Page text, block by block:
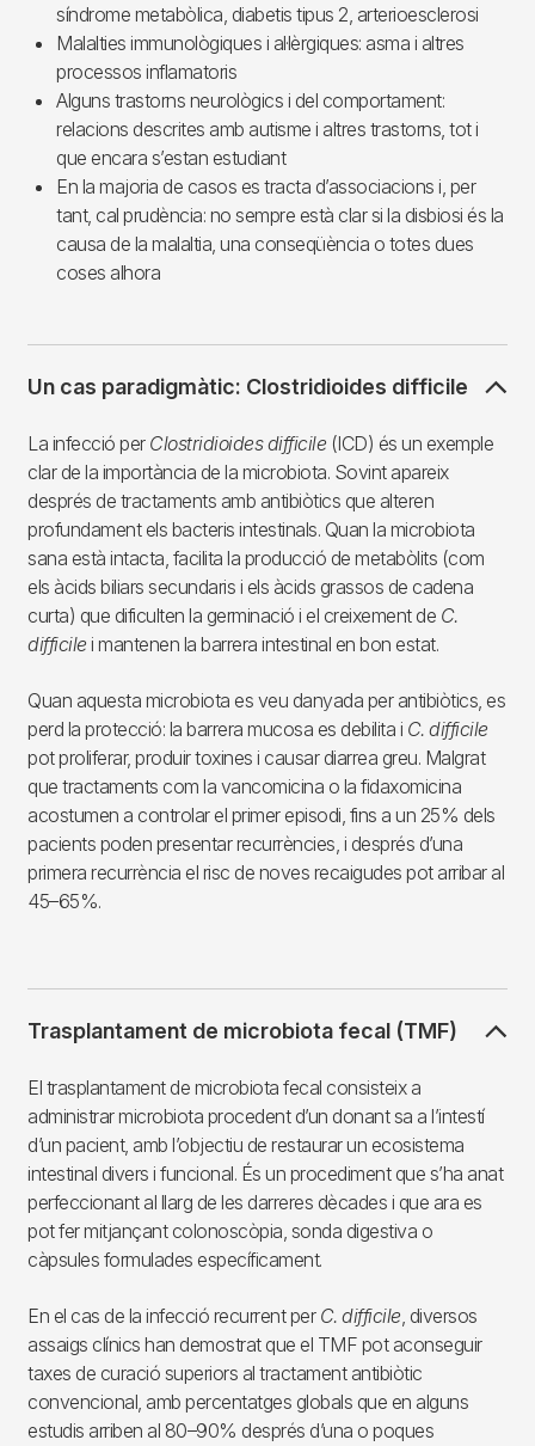
síndrome metabòlica, diabetis tipus 2, arterioesclerosi
Malalties immunològiques i al·lèrgiques: asma i altres
processos inflamatoris
Alguns trastorns neurològics i del comportament:
relacions descrites amb autisme i altres trastorns, tot i
que encara s’estan estudiant
En la majoria de casos es tracta d’associacions i, per
tant, cal prudència: no sempre està clar si la disbiosi és la
causa de la malaltia, una conseqüència o totes dues
coses alhora
Un cas paradigmàtic: Clostridioides difficile
La infecció per Clostridioides difficile (ICD) és un exemple
clar de la importància de la microbiota. Sovint apareix
després de tractaments amb antibiòtics que alteren
profundament els bacteris intestinals. Quan la microbiota
sana està intacta, facilita la producció de metabòlits (com
els àcids biliars secundaris i els àcids grassos de cadena
curta) que dificulten la germinació i el creixement de C.
difficile i mantenen la barrera intestinal en bon estat.
Quan aquesta microbiota es veu danyada per antibiòtics, es
perd la protecció: la barrera mucosa es debilita i C. difficile
pot proliferar, produir toxines i causar diarrea greu. Malgrat
que tractaments com la vancomicina o la fidaxomicina
acostumen a controlar el primer episodi, fins a un 25% dels
pacients poden presentar recurrències, i després d’una
primera recurrència el risc de noves recaigudes pot arribar al
45–65%.
Trasplantament de microbiota fecal (TMF)
El trasplantament de microbiota fecal consisteix a
administrar microbiota procedent d’un donant sa a l’intestí
d’un pacient, amb l’objectiu de restaurar un ecosistema
intestinal divers i funcional. És un procediment que s’ha anat
perfeccionant al llarg de les darreres dècades i que ara es
pot fer mitjançant colonoscòpia, sonda digestiva o
càpsules formulades específicament.
En el cas de la infecció recurrent per C. difficile, diversos
assaigs clínics han demostrat que el TMF pot aconseguir
taxes de curació superiors al tractament antibiòtic
convencional, amb percentatges globals que en alguns
estudis arriben al 80–90% després d’una o poques